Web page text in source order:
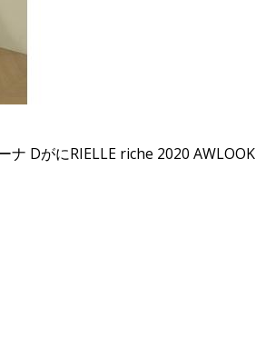
DがにRIELLE riche 2020